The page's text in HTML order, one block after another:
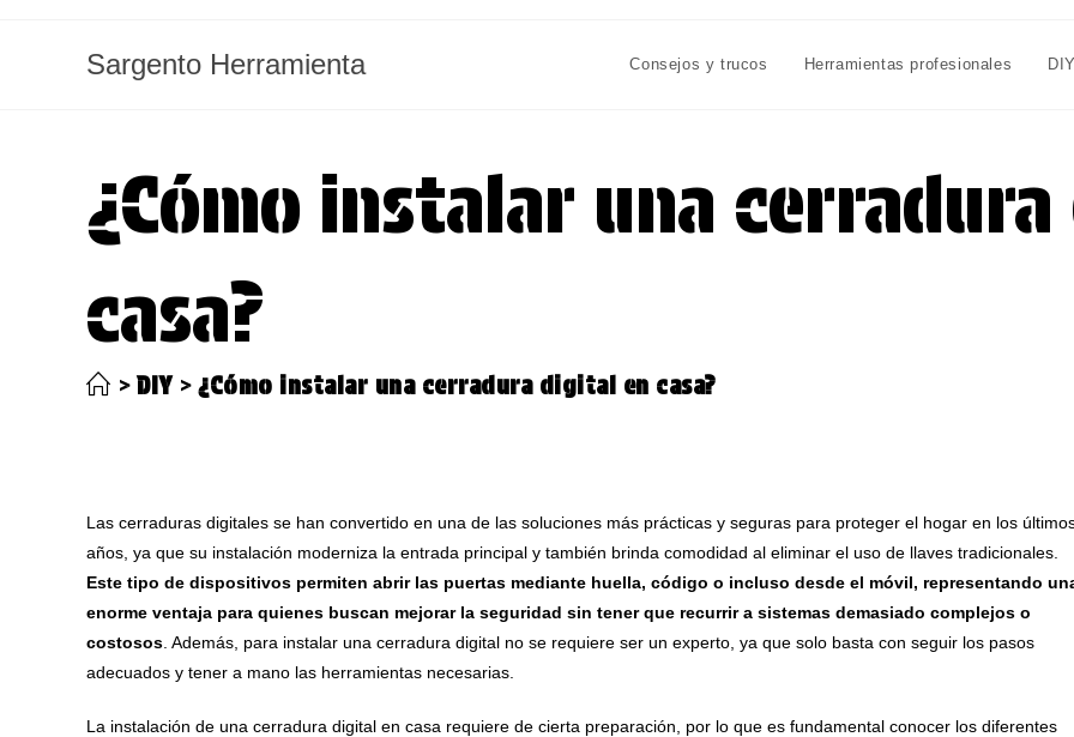
Sargento Herramienta Consejos y trucos Herramientas profesionales
¿Cómo instalar una
casa?
> DIY > ¿Cómo instalar una cerradura digital en casa?
Las cerraduras digitales se han convertido en una de las soluciones más prácticas y seguras para proteger el hogar en los
años, ya que su instalación moderniza la entrada principal y también brinda comodidad al eliminar el uso de llaves tradicionales.
Este tipo de dispositivos permiten abrir las puertas mediante huella, código o incluso desde el móvil, representando
enorme ventaja para quienes buscan mejorar la seguridad sin tener que recurrir a sistemas demasiado complejos o
costosos . Además, para instalar una cerradura digital no se requiere ser un experto, ya que solo basta con seguir los pasos
adecuados y tener a mano las herramientas necesarias.
La instalación de una cerradura digital en casa requiere de cierta preparación, por lo que es fundamental conocer los diferentes